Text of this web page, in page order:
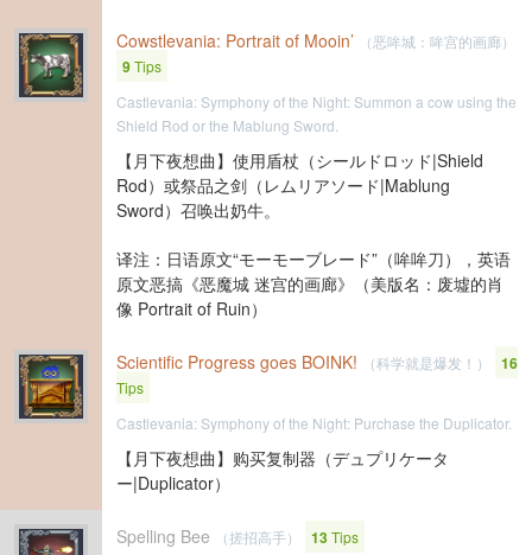
Cowstlevania: Portrait of Mooin’ （恶哞城：哞宫的画廊）
9Tips
Castlevania: Symphony of the Night: Summon a cow using the
Shield Rod or the Mablung Sword.
【月下夜想曲】使用盾杖（シールドロッド|Shield
Rod）或祭品之剑（レムリアソード|Mablung
Sword）召唤出奶牛。
译注：日语原文“モーモーブレード”（哞哞刀），英语
原文恶搞《恶魔城 迷宫的画廊》（美版名：废墟的肖
像 Portrait of Ruin）
Scientific Progress goes BOINK! （科学就是爆发！） 16
Tips
Castlevania: Symphony of the Night: Purchase the Duplicator.
【月下夜想曲】购买复制器（デュプリケータ
ー|Duplicator）
Spelling Bee （搓招高手） 13Tips